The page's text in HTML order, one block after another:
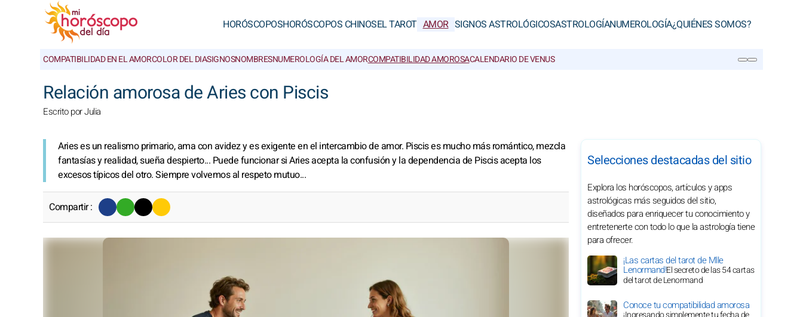
HORÓSCOPOSHORÓSCOPOS CHINOSEL TAROT AMOR SIGNOS ASTROLÓGICOSASTROLOGÍANUMEROLOGÍA¿QUIÉNES SOMOS?
COMPATIBILIDAD EN EL AMORCOLOR DEL DIASIGNOSNOMBRESNUMEROLOGÍA DEL AMORCOMPATIBILIDAD AMOROSACALENDARIO DE VENUS
Relación amorosa de Aries con Piscis
Escrito por Julia
Aries es un realismo primario, ama con avidez y es exigente en el intercambio de amor. Piscis es mucho más romántico, mezcla
fantasías y realidad, sueña despierto... Puede funcionar si Aries acepta la confusión y la dependencia de Piscis acepta los
excesos típicos del otro. Siempre volvemos al respeto mutuo...
Compartir :
Selecciones destacadas del sitio
Explora los horóscopos, artículos y apps
astrológicas más seguidos del sitio,
diseñados para enriquecer tu conocimiento y
entretenerte con todo lo que la astrología tiene
para ofrecer.
¡Las cartas del tarot de Mlle
Lenormand!El secreto de las 54 cartas
del tarot de Lenormand
Conoce tu compatibilidad amorosa